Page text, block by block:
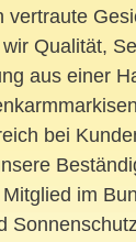
vertraute
Qualität,
aus einer
bei
im